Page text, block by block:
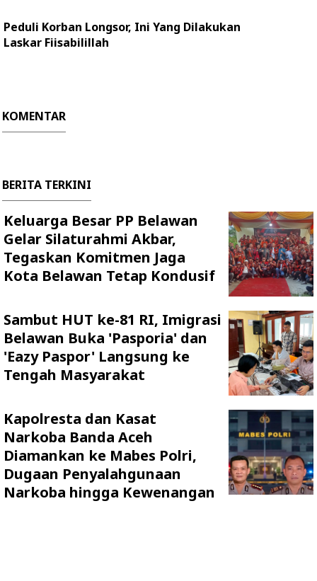
Peduli Korban Longsor, Ini Yang Dilakukan
Laskar Fiisabilillah
KOMENTAR
BERITA TERKINI
Keluarga Besar PP Belawan
Gelar Silaturahmi Akbar,
Tegaskan Komitmen Jaga
Kota Belawan Tetap Kondusif
Sambut HUT ke-81 RI, Imigrasi
Belawan Buka 'Pasporia' dan
'Eazy Paspor' Langsung ke
Tengah Masyarakat
Kapolresta dan Kasat
Narkoba Banda Aceh
Diamankan ke Mabes Polri,
Dugaan Penyalahgunaan
Narkoba hingga Kewenangan